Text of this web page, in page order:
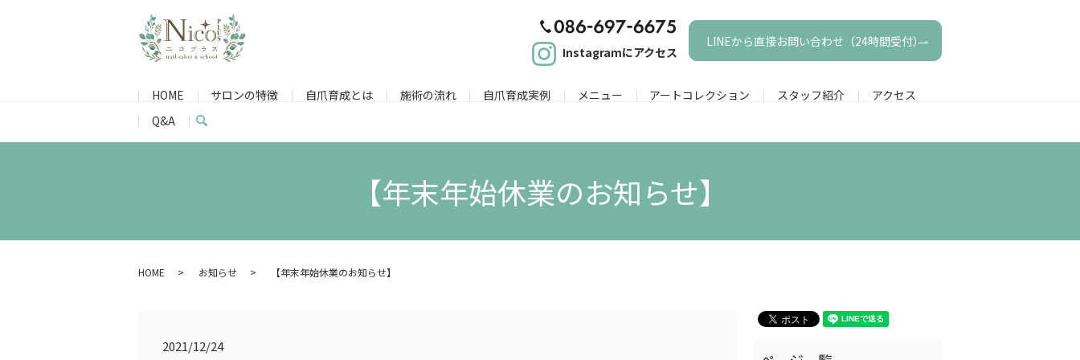
HOME サロンの特徴 自爪育成とは 施術の流れ 自爪育成実例 メニュー アートコレクション スタッフ紹介
アクセス
Q&A
search
Instagramにアクセス
LINEから直接お問い合わせ（24時間受付）
【年末年始休業のお知らせ】
HOME お知らせ 【年末年始休業のお知らせ】
2021/12/24